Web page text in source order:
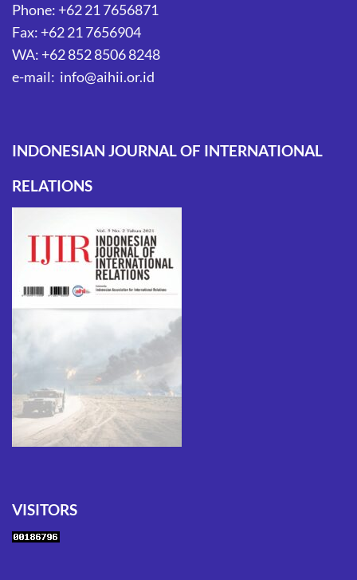
Phone: +62 21 7656871
Fax: +62 21 7656904
WA: +62 852 8506 8248
e-mail: info@aihii.or.id
INDONESIAN JOURNAL OF INTERNATIONAL
RELATIONS
VISITORS